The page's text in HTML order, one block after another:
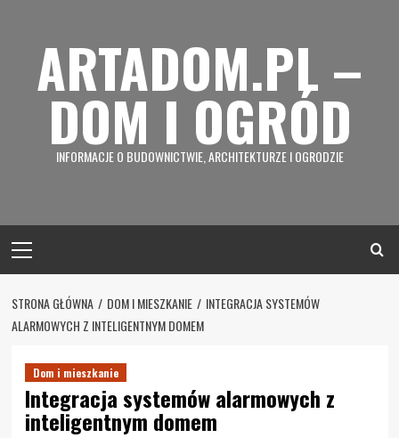
contentARTADOM.PL –
DOM I OGRÓD
INFORMACJE O BUDOWNICTWIE, ARCHITEKTURZE I OGRODZIE
Menu
STRONA GŁÓWNA DOM I MIESZKANIE
INTEGRACJA SYSTEMÓW
ALARMOWYCH Z INTELIGENTNYM DOMEM
Dom i mieszkanie
Integracja systemów alarmowych z
inteligentnym domem